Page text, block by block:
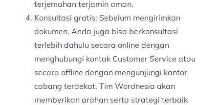
terjemahan terjamin aman.
Konsultasi gratis: Sebelum mengirimkan
dokumen, Anda juga bisa berkonsultasi
terlebih dahulu secara online dengan
menghubungi kontak Customer Service atau
secara offline dengan mengunjungi kantor
cabang terdekat. Tim Wordnesia akan
memberikan arahan serta strategi terbaik